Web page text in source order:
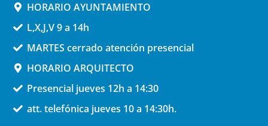
HORARIO AYUNTAMIENTO
L,X,J,V 9 a 14h
MARTES cerrado atención presencial
HORARIO ARQUITECTO
Presencial jueves 12h a 14:30
att. telefónica jueves 10 a 14:30h.